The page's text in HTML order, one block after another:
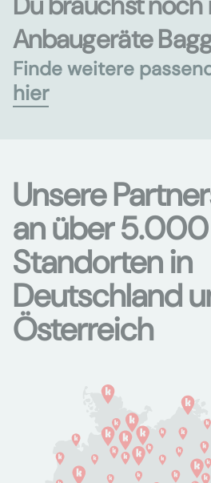
Anbaugeräte
Finde weitere
hier
Unsere
an über 5.000
Standorten in
Deutschland
Österreich